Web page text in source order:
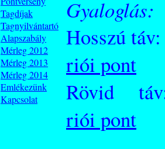
Tagdíjak
Tagnyilvántartó
Alapszabály
Mérleg 2012
Mérleg 2013
Mérleg 2014
Emlékezünk
Kapcsolat
Gyaloglás:
Hosszú
riói pont
Rövid
riói pont